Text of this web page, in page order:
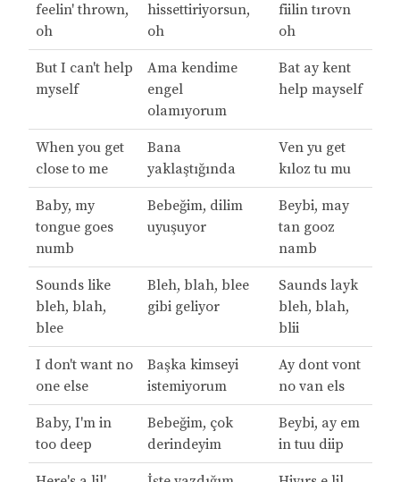
feelin' thrown,
oh
hissettiriyorsun,
oh
fiilin tırovn
oh
But I can't help
myself
Ama kendime
engel
olamıyorum
Bat ay kent
help mayself
When you get
close to me
Bana
yaklaştığında
Ven yu get
kıloz tu mu
Baby, my
tongue goes
numb
Bebeğim, dilim
uyuşuyor
Beybi, may
tan gooz
namb
Sounds like
bleh, blah,
blee
Bleh, blah, blee
gibi geliyor
Saunds layk
bleh, blah,
blii
I don't want no
one else
Başka kimseyi
istemiyorum
Ay dont vont
no van els
Baby, I'm in
too deep
Bebeğim, çok
derindeyim
Beybi, ay em
in tuu diip